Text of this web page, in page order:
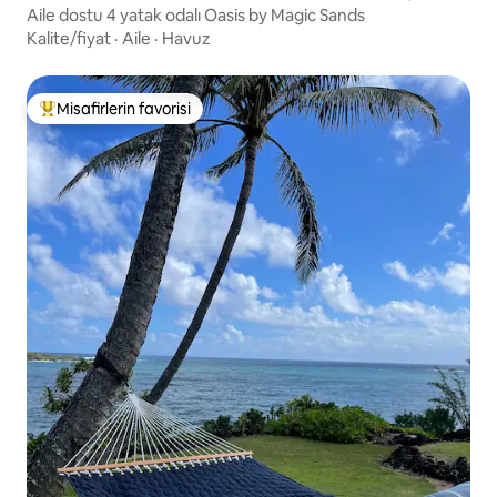
Aile dostu 4 yatak odalı Oasis by Magic Sands
Kalite/fiyat · Aile · Havuz
Misafirlerin favorilerinden en beğenilenler arasında
Misafirlerin favorisi